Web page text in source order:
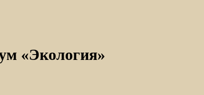
«Экология»